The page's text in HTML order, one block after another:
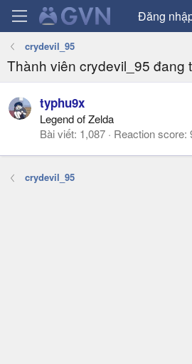
Đăng
crydevil_95
Thành viên crydevil_95 đang
typhu9x
Legend of Zelda
Bài viết 1,087 Reaction score
crydevil_95